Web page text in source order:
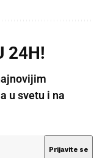
24H!
u svetu i na